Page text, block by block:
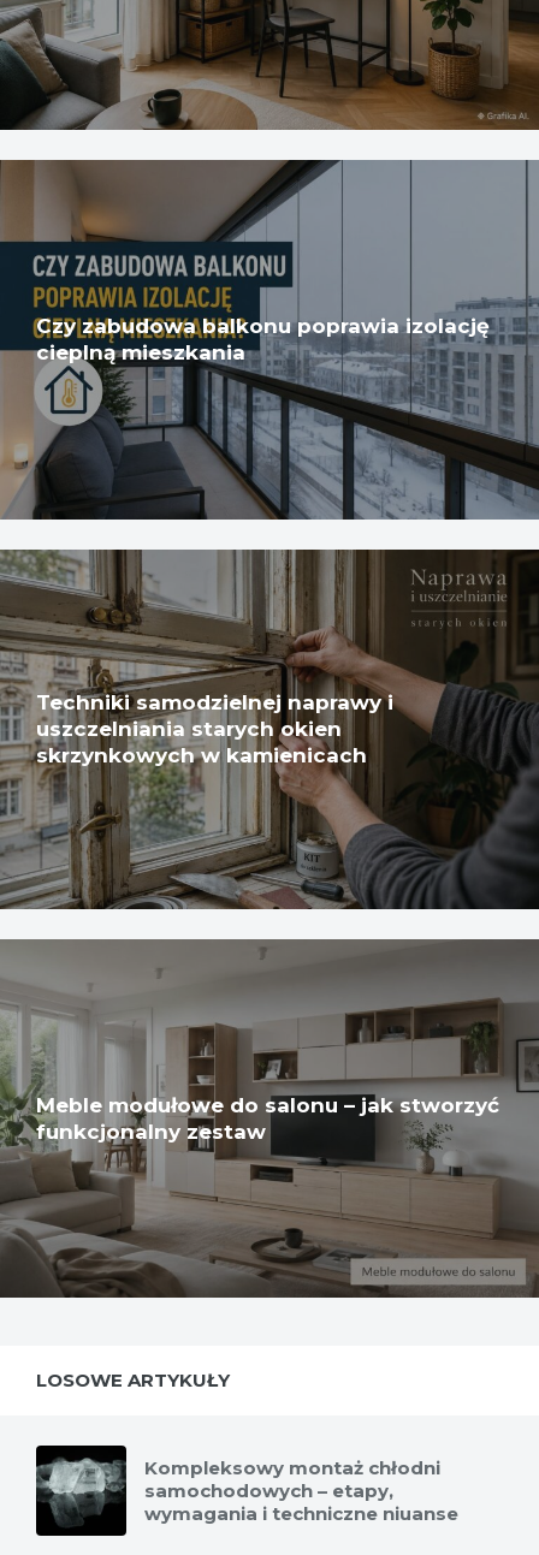
Czy zabudowa balkonu poprawia izolację
cieplną mieszkania
Techniki samodzielnej naprawy i
uszczelniania starych okien
skrzynkowych w kamienicach
Meble modułowe do salonu – jak stworzyć
funkcjonalny zestaw
LOSOWE ARTYKUŁY
Kompleksowy montaż chłodni
samochodowych – etapy,
wymagania i techniczne niuanse